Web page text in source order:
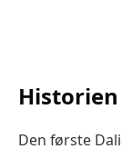
Den første